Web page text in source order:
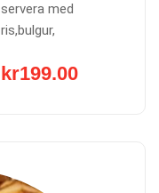
servera med
ris,bulgur,
kr199.00